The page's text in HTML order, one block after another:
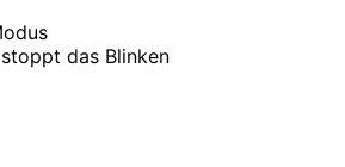
das Blinken